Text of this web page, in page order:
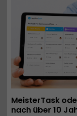
MeisterTask
nach über 10